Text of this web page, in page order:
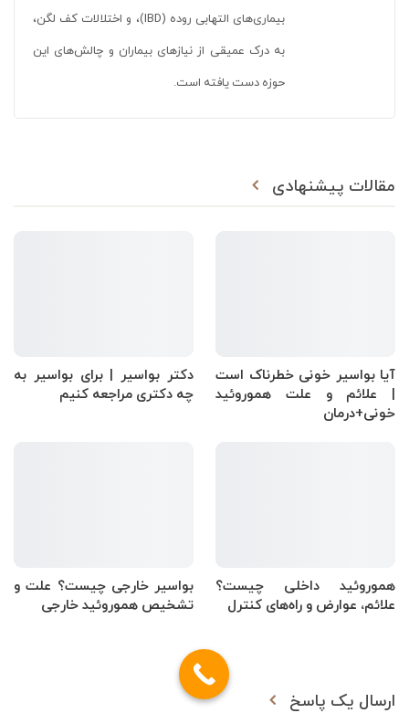
بیماری‌های التهابی روده (IBD)، و اختلالات کف لگن،
به درک عمیقی از نیازهای بیماران و چالش‌های این
حوزه دست یافته است.
مقالات پیشنهادی
آیا بواسیر خونی خطرناک است
| علائم و علت هموروئید
خونی+درمان
دکتر بواسیر | برای بواسیر به
چه دکتری مراجعه کنیم
هموروئید داخلی چیست؟
علائم، عوارض و راه‌های کنترل
بواسیر خارجی چیست؟ علت و
تشخیص هموروئید خارجی
ارسال یک پاسخ